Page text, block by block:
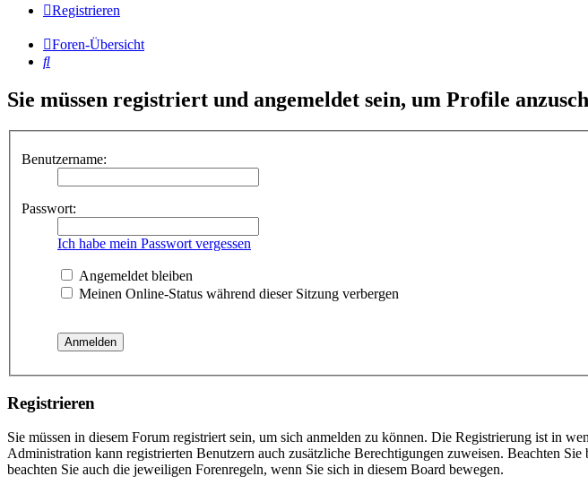
Registrieren
Foren-Übersicht
Suche
Sie müssen registriert und angemeldet sein, um Profile
Benutzername:
Passwort:
Ich habe mein Passwort vergessen
Angemeldet bleiben
Meinen Online-Status während dieser Sitzung verbergen
Registrieren
Sie müssen in diesem Forum registriert sein, um sich anmelden zu können. Die Registrierung ist in
Administration kann registrierten Benutzern auch zusätzliche Berechtigungen zuweisen. Beachten
beachten Sie auch die jeweiligen Forenregeln, wenn Sie sich in diesem Board bewegen.